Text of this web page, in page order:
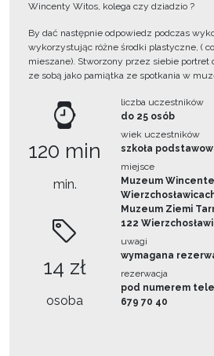
Wincenty Witos, kolega czy dziadzio ?
By dać następnie odpowiedz podczas
wykorzystując różne środki plastyczne, (
mieszane). Stworzony przez siebie portret
ze sobą jako pamiątka ze spotkania w
120 min
min.
14 zł
osoba
liczba uczestników
do 25 osób
wiek uczestników
szkoła
miejsce
Muzeum
Muzeum Ziemi
122
uwagi
wymagana
rezerwacja
pod numerem
679 70 40